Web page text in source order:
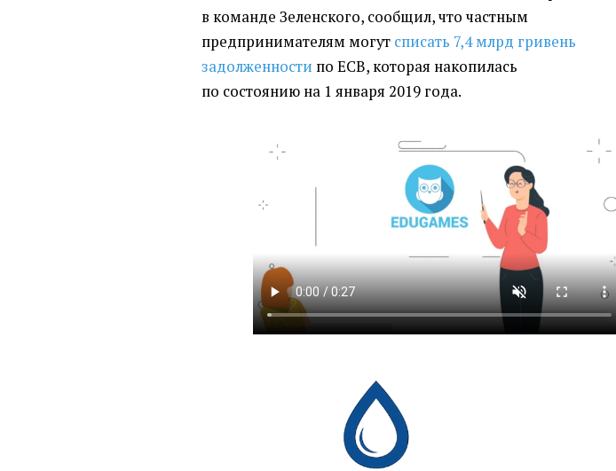
в команде Зеленского, сообщил, что частным
предпринимателям могут списать 7,4 млрд гривень
задолженности по ЕСВ, которая накопилась
по состоянию на 1 января 2019 года.